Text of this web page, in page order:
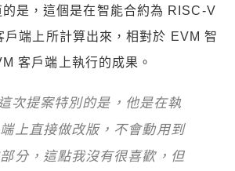
是，這個是在智能合約為 RISC-V
端上所計算出來，相對於 EVM 智
客戶端上執行的成果。
次提案特別的是，他是在執
上直接做改版，不會動用到
分，這點我沒有很喜歡，但